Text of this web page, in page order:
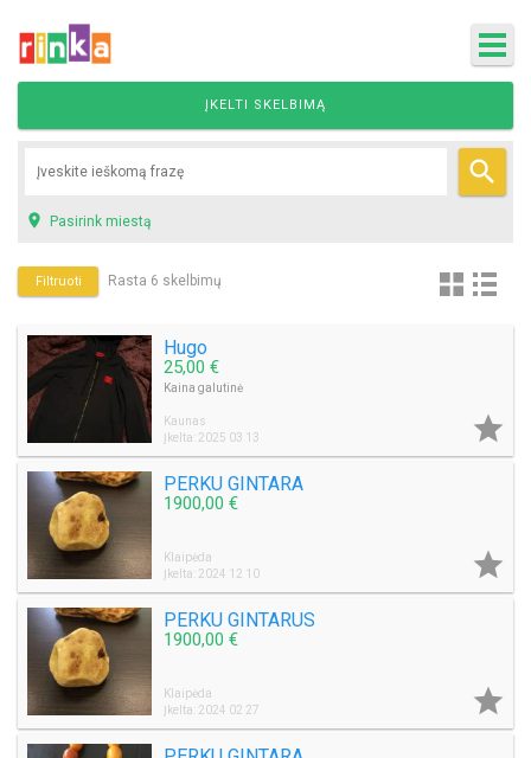
ĮKELTI SKELBIMĄ

 Pasirink miestą
Filtruoti Rasta 6 skelbimų
Hugo
25,00 €
Kaina galutinė
Kaunas
Įkelta: 2025 03 13

PERKU GINTARA
1900,00 €
Klaipėda
Įkelta: 2024 12 10

PERKU GINTARUS
1900,00 €
Klaipėda
Įkelta: 2024 02 27
